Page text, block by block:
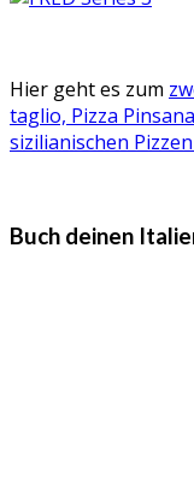
Hier geht es zum
taglio, Pizza
sizilianischen
Buch deinen